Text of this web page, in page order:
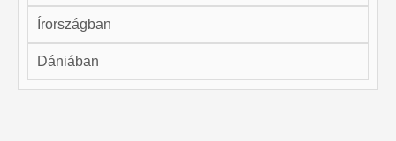
Írországban
Dániában